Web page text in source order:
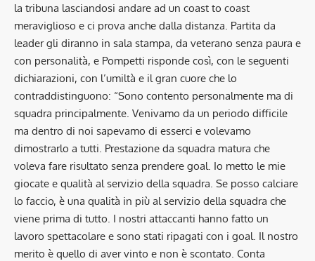
la tribuna lasciandosi andare ad un coast to coast
meraviglioso e ci prova anche dalla distanza. Partita da
leader gli diranno in sala stampa, da veterano senza paura e
con personalità, e Pompetti risponde così, con le seguenti
dichiarazioni, con l’umiltà e il gran cuore che lo
contraddistinguono: “Sono contento personalmente ma di
squadra principalmente. Venivamo da un periodo difficile
ma dentro di noi sapevamo di esserci e volevamo
dimostrarlo a tutti. Prestazione da squadra matura che
voleva fare risultato senza prendere goal. Io metto le mie
giocate e qualità al servizio della squadra. Se posso calciare
lo faccio, è una qualità in più al servizio della squadra che
viene prima di tutto. I nostri attaccanti hanno fatto un
lavoro spettacolare e sono stati ripagati con i goal. Il nostro
merito è quello di aver vinto e non è scontato. Conta